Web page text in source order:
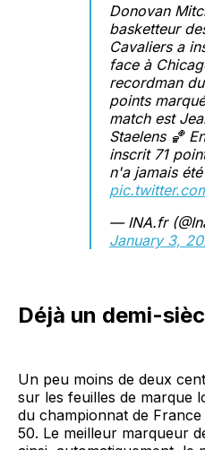
Donovan
basketteur
Cavaliers a
face à
recordman
points
match est
Staelens 🏀
inscrit 71
n'a jamais
— INA.fr
January 3,
Déjà un demi-
Un peu moins de deux
sur les feuilles de marque
du championnat de
50. Le meilleur marqueur